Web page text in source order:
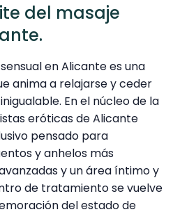
del masaje
en Alicante es una
anima a relajarse y ceder
En el núcleo de la
eróticas de Alicante
pensado para
y anhelos más
y un área íntimo y
de tratamiento se vuelve
del estado de